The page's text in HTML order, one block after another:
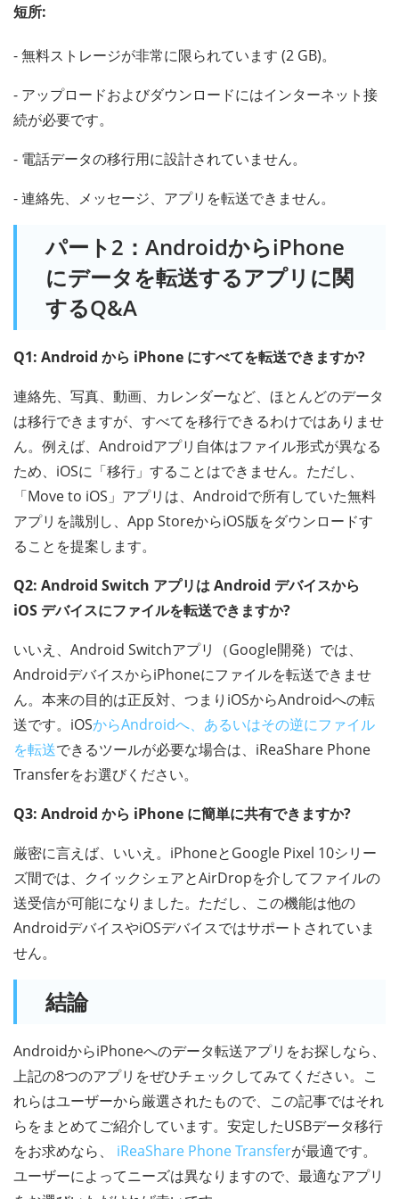
短所:
- 無料ストレージが非常に限られています (2 GB)。
- アップロードおよびダウンロードにはインターネット接
続が必要です。
- 電話データの移行用に設計されていません。
- 連絡先、メッセージ、アプリを転送できません。
パート2：AndroidからiPhone
にデータを転送するアプリに関
するQ&A
Q1: Android から iPhone にすべてを転送できますか?
連絡先、写真、動画、カレンダーなど、ほとんどのデータ
は移行できますが、すべてを移行できるわけではありませ
ん。例えば、Androidアプリ自体はファイル形式が異なる
ため、iOSに「移行」することはできません。ただし、
「Move to iOS」アプリは、Androidで所有していた無料
アプリを識別し、App StoreからiOS版をダウンロードす
ることを提案します。
Q2: Android Switch アプリは Android デバイスから
iOS デバイスにファイルを転送できますか?
いいえ、Android Switchアプリ（Google開発）では、
AndroidデバイスからiPhoneにファイルを転送できませ
ん。本来の目的は正反対、つまりiOSからAndroidへの転
送です。iOSからAndroidへ、あるいはその逆にファイル
を転送できるツールが必要な場合は、iReaShare Phone
Transferをお選びください。
Q3: Android から iPhone に簡単に共有できますか?
厳密に言えば、いいえ。iPhoneとGoogle Pixel 10シリー
ズ間では、クイックシェアとAirDropを介してファイルの
送受信が可能になりました。ただし、この機能は他の
AndroidデバイスやiOSデバイスではサポートされていま
せん。
結論
AndroidからiPhoneへのデータ転送アプリをお探しなら、
上記の8つのアプリをぜひチェックしてみてください。こ
れらはユーザーから厳選されたもので、この記事ではそれ
らをまとめてご紹介しています。安定したUSBデータ移行
をお求めなら、 iReaShare Phone Transferが最適です。
ユーザーによってニーズは異なりますので、最適なアプリ